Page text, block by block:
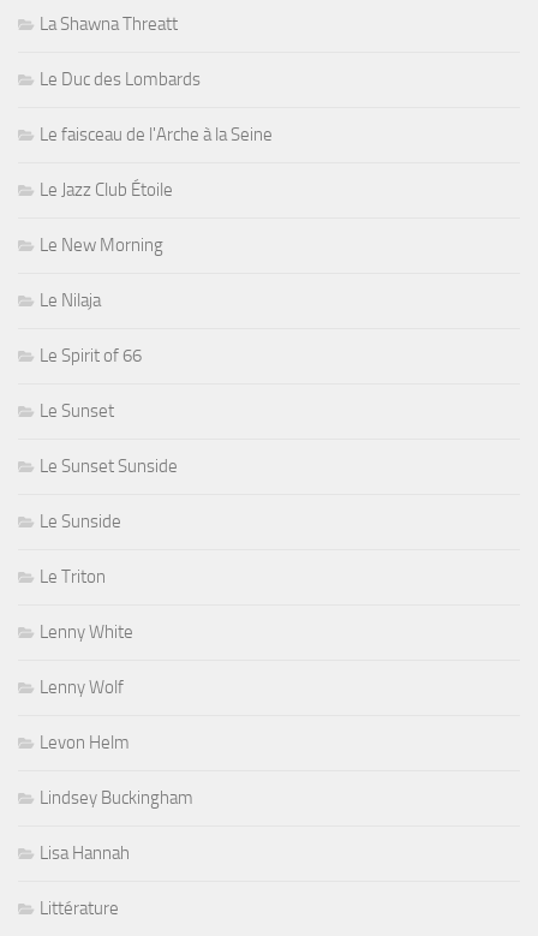
La Shawna Threatt
Le Duc des Lombards
Le faisceau de l'Arche à la Seine
Le Jazz Club Étoile
Le New Morning
Le Nilaja
Le Spirit of 66
Le Sunset
Le Sunset Sunside
Le Sunside
Le Triton
Lenny White
Lenny Wolf
Levon Helm
Lindsey Buckingham
Lisa Hannah
Littérature